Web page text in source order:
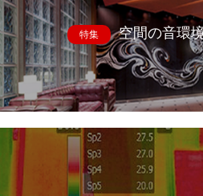
特集 空間の音環